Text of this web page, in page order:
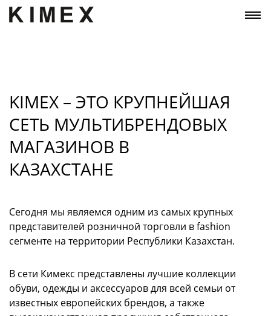
KIMEX – ЭТО КРУПНЕЙШАЯ
СЕТЬ МУЛЬТИБРЕНДОВЫХ
МАГАЗИНОВ В
КАЗАХСТАНЕ
Сегодня мы являемся одним из самых крупных
представителей розничной торговли в fashion
сегменте на территории Республики Казахстан.
В сети Кимекс представлены лучшие коллекции
обуви, одежды и аксессуаров для всей семьи от
известных европейских брендов, а также